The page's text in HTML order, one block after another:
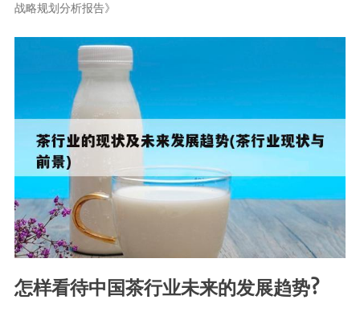
战略规划分析报告》
怎样看待中国茶行业未来的发展趋势?